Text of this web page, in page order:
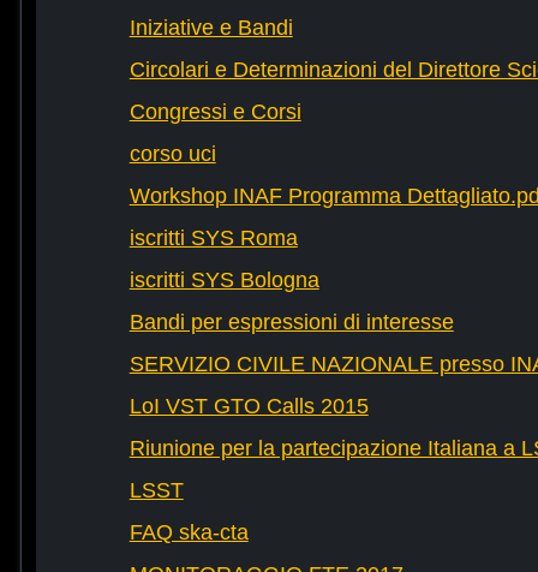
Iniziative e Bandi
Circolari e Determinazioni del Direttore
Congressi e Corsi
corso uci
Workshop INAF Programma
iscritti SYS Roma
iscritti SYS Bologna
Bandi per espressioni di interesse
SERVIZIO CIVILE NAZIONALE presso
LoI VST GTO Calls 2015
Riunione per la partecipazione Italiana a
LSST
FAQ ska-cta